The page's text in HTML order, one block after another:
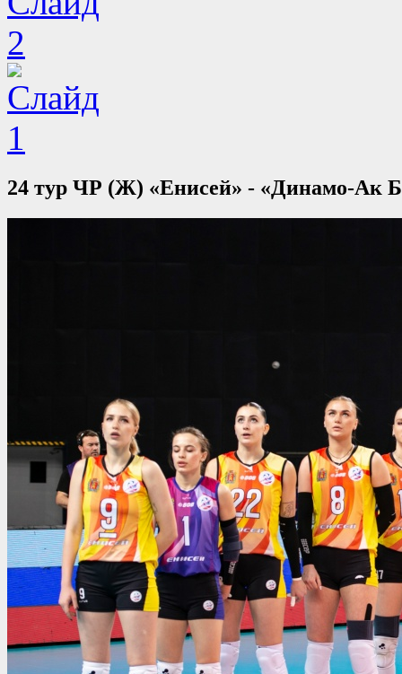
24 тур ЧР (Ж) «Енисей» - «Динамо-Ак